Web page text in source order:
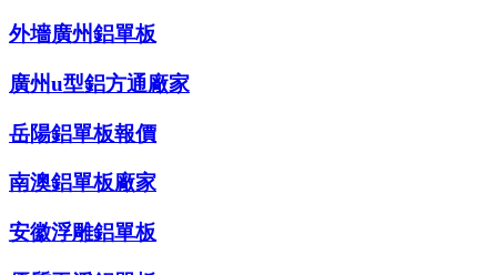
外墻廣州鋁單板
廣州u型鋁方通廠家
岳陽鋁單板報價
南澳鋁單板廠家
安徽浮雕鋁單板